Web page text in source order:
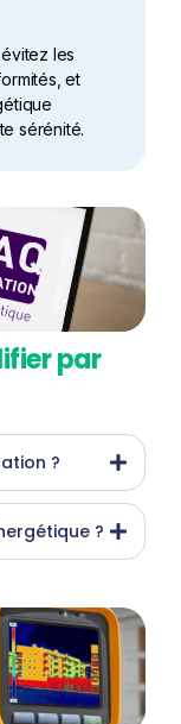
les
et
sérénité.
par
?
?